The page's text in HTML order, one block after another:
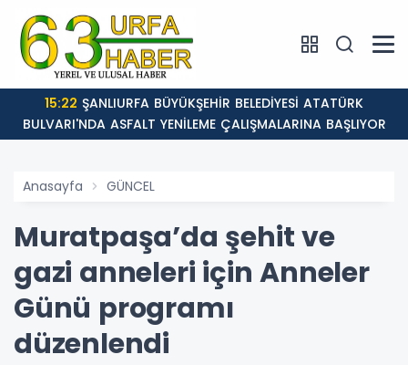
15:22
BULVARI'NDA ASFALT YENİLEME ÇALIŞMALARINA BAŞLIYOR
Anasayfa GÜNCEL
Muratpaşa’da şehit ve
gazi anneleri için Anneler
Günü programı
düzenlendi